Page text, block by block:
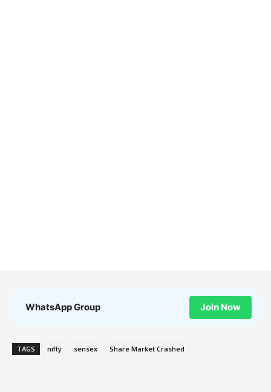
WhatsApp Group Join Now
TAGS nifty sensex Share Market Crashed